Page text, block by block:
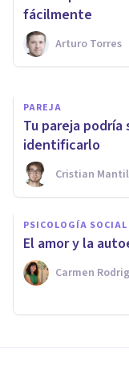
fácilmente
Arturo Torres
una
Nahum
PAREJA
Tu pareja
identificarlo
Cristian
PSICOLOGÍA SOCIAL
El amor y la
Carmen